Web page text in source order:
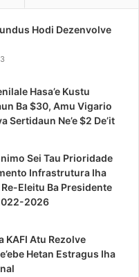
Hodi Dezenvolve
Hasa’e Kustu
Ba $30, Amu Vigario
Sertidaun Ne’e $2 De’it
Sei Tau Prioridade
Infrastrutura Iha
Eleitu Ba Presidente
2026
KAFI Atu Rezolve
Hetan Estragus Iha